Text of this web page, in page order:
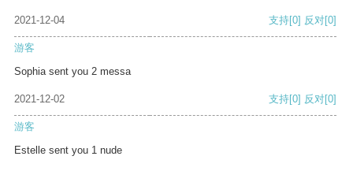
2021-12-04 支持[0] 反对[0]
游客
Sophia sent you 2 messa
2021-12-02 支持[0] 反对[0]
游客
Estelle sent you 1 nude